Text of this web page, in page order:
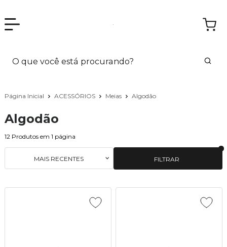
Página Inicial ACESSÓRIOS Meias Algodão
Algodão
12 Produtos em 1 página
FILTRAR
MAIS RECENTES